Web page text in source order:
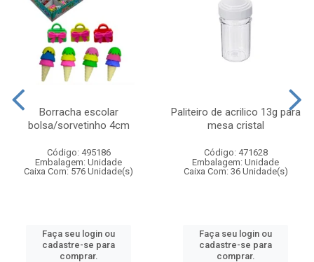
Borracha escolar
bolsa/sorvetinho 4cm
Código: 495186
Embalagem: Unidade
Caixa Com: 576 Unidade(s)
Faça seu login ou
cadastre-se para
comprar.
Paliteiro de acrilico 13g para
mesa cristal
Código: 471628
Embalagem: Unidade
Caixa Com: 36 Unidade(s)
Faça seu login ou
cadastre-se para
comprar.